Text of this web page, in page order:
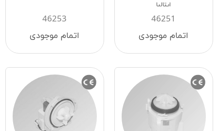
ایتالیا
46251
اتمام موجودی
46253
اتمام موجودی